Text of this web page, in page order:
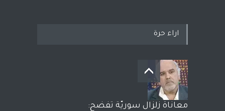
اراء حرة
معاناة زلزال سوريّة تفضح: